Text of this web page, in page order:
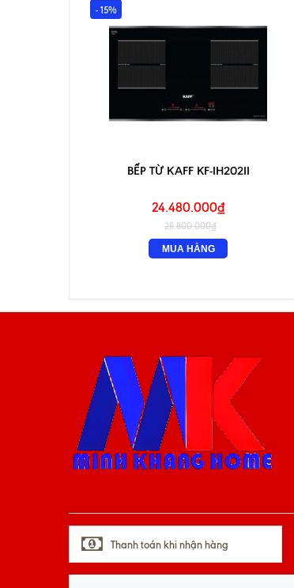
- 15%
BẾP TỪ KAFF KF-IH202II
24.480.000₫
28.800.000₫
MUA HÀNG
Thanh toán khi nhận hàng